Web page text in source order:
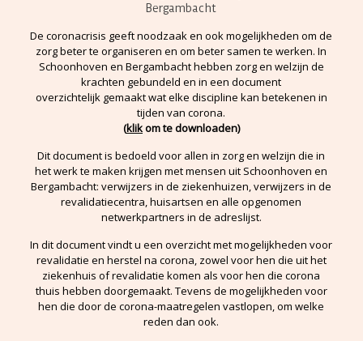
Bergambacht
De coronacrisis geeft noodzaak en ook mogelijkheden om de
zorg beter te organiseren en om beter samen te werken. In
Schoonhoven en Bergambacht hebben zorg en welzijn de
krachten gebundeld en in een document
overzichtelijk gemaakt wat elke discipline kan betekenen in
tijden van corona.
(klikom te downloaden)
Dit document is bedoeld voor allen in zorg en welzijn die in
het werk te maken krijgen met mensen uit Schoonhoven en
Bergambacht: verwijzers in de ziekenhuizen, verwijzers in de
revalidatiecentra, huisartsen en alle opgenomen
netwerkpartners in de adreslijst.
In dit document vindt u een overzicht met mogelijkheden voor
revalidatie en herstel na corona, zowel voor hen die uit het
ziekenhuis of revalidatie komen als voor hen die corona
thuis hebben doorgemaakt. Tevens de mogelijkheden voor
hen die door de corona-maatregelen vastlopen, om welke
reden dan ook.